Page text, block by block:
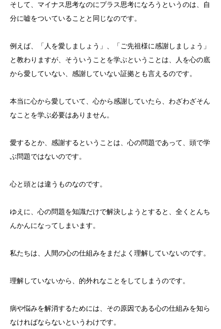
そして、マイナス思考なのにプラス思考になろうというのは、自
分に嘘をついていることと同じなのです。
例えば、「人を愛しましょう」、「ご先祖様に感謝しましょう」
と教わりますが、そういうことを学ぶということは、人を心の底
から愛していない、感謝していない証拠とも言えるのです。
本当に心から愛していて、心から感謝していたら、わざわざそん
なことを学ぶ必要はありません。
愛するとか、感謝するということは、心の問題であって、頭で学
ぶ問題ではないのです。
心と頭とは違うものなのです。
ゆえに、心の問題を知識だけで解決しようとすると、全くとんち
んかんになってしまいます。
私たちは、人間の心の仕組みをまだよく理解していないのです。
理解していないから、的外れなことをしてしまうのです。
病や悩みを解消するためには、その原因である心の仕組みを知ら
なければならないというわけです。